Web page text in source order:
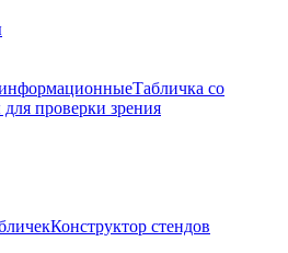
Табличка со
проверки зрения
Конструктор стендов